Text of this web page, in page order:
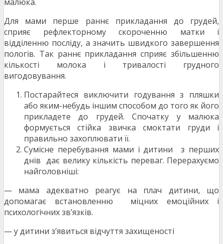
малюка.
Для мами перше раннє прикладання до грудей,
сприяє рефлекторному скороченню матки і
відділенню посліду, а значить швидкого завершення
пологів. Так раннє прикладання сприяє збільшенню
кількості молока і тривалості грудного
вигодовування.
Постарайтеся виключити годування з пляшки
або яким-небудь іншим способом до того як його
прикладете до грудей. Спочатку у малюка
формується стійка звичка смоктати груди і
правильно захоплювати її.
Сумісне перебування мами і дитини з перших
днів дає велику кількість переваг. Перерахуємо
найголовніші:
— мама адекватно реагує на плач дитини, що
допомагає встановленню міцних емоційних і
психологічних зв’язків.
— у дитини з’явиться відчуття захищеності